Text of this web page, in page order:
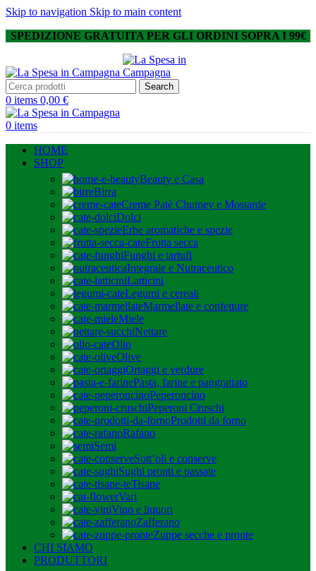
Skip to navigation Skip to main content
SPEDIZIONE GRATUITA PER GLI ORDINI SOPRA I 99€
Search
0 items 0,00 €
0 items
HOME
SHOP
Beauty e Casa
Birra
Creme Patè Chutney e Mostarde
Dolci
Erbe aromatiche e spezie
Frutta secca
Funghi e tartufi
Integrale e Nutraceutico
Latticini
Legumi e cereali
Marmellate e confetture
Miele
Nettare
Olio
Olive
Ortaggi e verdure
Pasta, farine e pangrattato
Peperoncino
Peperoni Cruschi
Prodotti da forno
Rafano
Semi
Sott’oli e conserve
Sughi pronti e passate
Tisane
Vari
Vino e liquori
Zafferano
Zuppe secche e pronte
CHI SIAMO
PRODUTTORI